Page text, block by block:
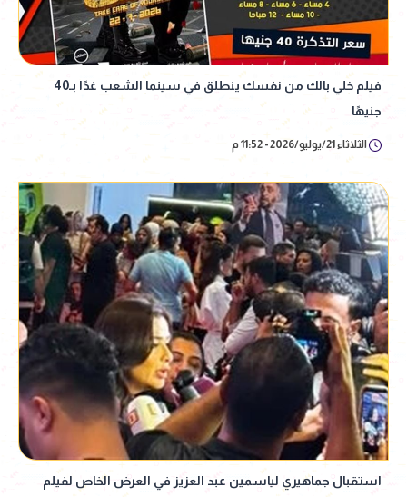
فيلم خلي بالك من نفسك ينطلق في سينما الشعب غدًا بـ40
جنيهًا
الثلاثاء 21/يوليو/2026 - 11:52 م
استقبال جماهيري لياسمين عبد العزيز في العرض الخاص لفيلم